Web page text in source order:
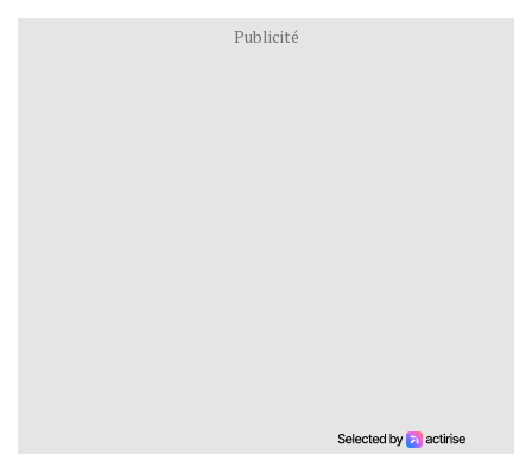
Publicité